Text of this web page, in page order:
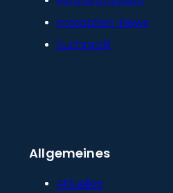
Immobilien-News
Suchprofil
Allgemeines
Aktuelles